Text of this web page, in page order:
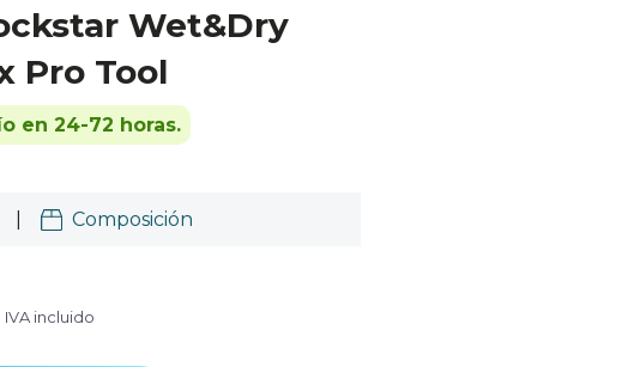
Wet&Dry
Pro Tool
en 24-72 horas.
Composición
IVA incluido